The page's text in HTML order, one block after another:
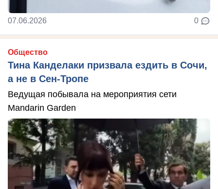
07.06.2026 0
Общество
Тина Канделаки призвала ездить в Сочи,
а не в Сен-Тропе
Ведущая побывала на мероприятия сети
Mandarin Garden